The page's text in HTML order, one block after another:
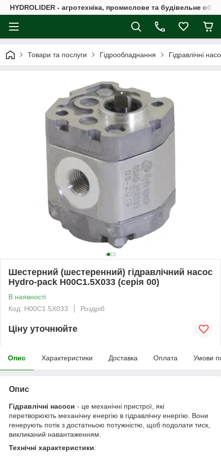
HYDROLIDER - агротехніка, промислове та будівельне
Товари та послуги Гідрообладнання Гідравлічні
Шестерний (шестеренний) гідравлічний насос
Hydro-pack H00C1.5X033 (серія 00)
В наявності
Код: H00C1.5X033
Роздріб
Ціну уточнюйте
Опис Характеристики Доставка Оплата Умови
Опис
Гідравлічні насоси - це механічні пристрої, які
перетворюють механічну енергію в гідравлічну енергію. Вони
генерують потік з достатньою потужністю, щоб подолати тиск,
викликаний навантаженням.
Технічні характеристики: